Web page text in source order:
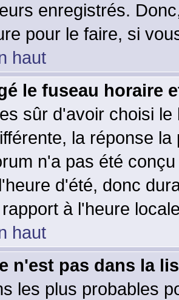
enregistrés.
pour le faire, si
haut
le fuseau horaire
sûr d'avoir choisi
la réponse
n'a pas été
d'été, donc
à l'heure
haut
n'est pas dans la
les plus probables